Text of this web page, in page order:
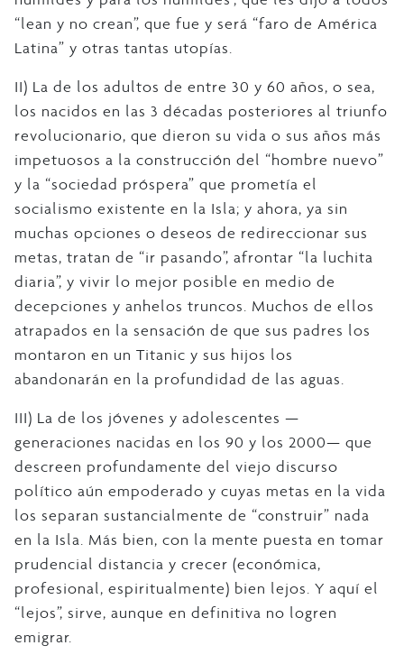
“lean y no crean”, que fue y será “faro de América
Latina” y otras tantas utopías.
II) La de los adultos de entre 30 y 60 años, o sea,
los nacidos en las 3 décadas posteriores al triunfo
revolucionario, que dieron su vida o sus años más
impetuosos a la construcción del “hombre nuevo”
y la “sociedad próspera” que prometía el
socialismo existente en la Isla; y ahora, ya sin
muchas opciones o deseos de redireccionar sus
metas, tratan de “ir pasando”, afrontar “la luchita
diaria”, y vivir lo mejor posible en medio de
decepciones y anhelos truncos. Muchos de ellos
atrapados en la sensación de que sus padres los
montaron en un Titanic y sus hijos los
abandonarán en la profundidad de las aguas.
III) La de los jóvenes y adolescentes —
generaciones nacidas en los 90 y los 2000— que
descreen profundamente del viejo discurso
político aún empoderado y cuyas metas en la vida
los separan sustancialmente de “construir” nada
en la Isla. Más bien, con la mente puesta en tomar
prudencial distancia y crecer (económica,
profesional, espiritualmente) bien lejos. Y aquí el
“lejos”, sirve, aunque en definitiva no logren
emigrar.